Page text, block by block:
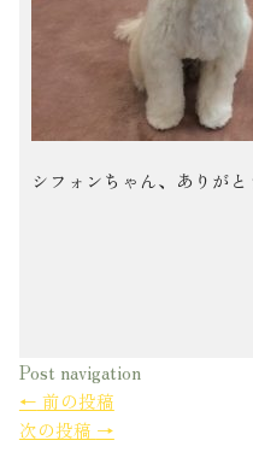
シフォンちゃん、ありが
Post navigation
← 前の投稿
次の投稿 →